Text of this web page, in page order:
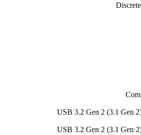
USB 3.2 Gen 2 (3.1 Gen
USB 3.2 Gen 2 (3.1 Gen